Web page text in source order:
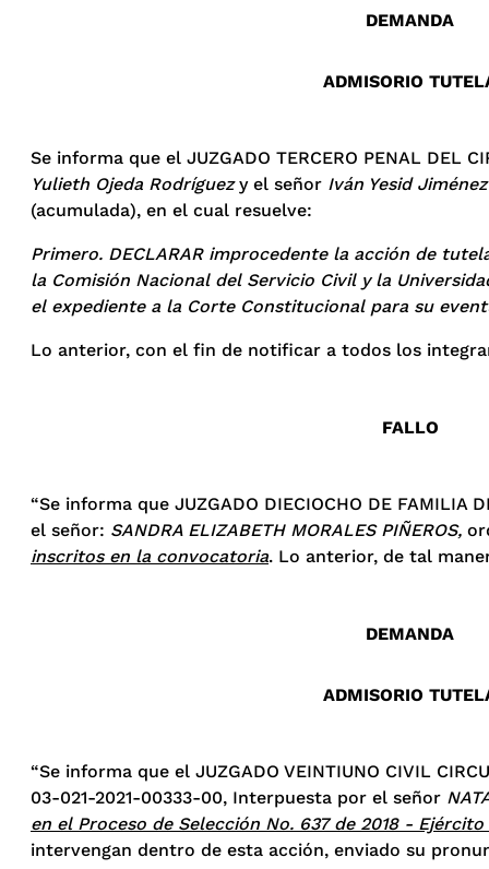
DEMANDA
ADMISORIO
Se informa que el JUZGADO TERCERO PENAL
Yulieth Ojeda Rodríguezy el señor Iván Yesid
(acumulada), en el cual resuelve:
Primero. DECLARAR improcedente la acción de
la Comisión Nacional del Servicio Civil y la
el expediente a la Corte Constitucional para su
Lo anterior, con el fin de notificar a todos los
FALLO
“Se informa que JUZGADO DIECIOCHO DE
el señor: SANDRA ELIZABETH MORALES PIÑEROS,
inscritos en la convocatoria. Lo anterior, de tal
DEMANDA
ADMISORIO
“Se informa que el JUZGADO VEINTIUNO CIVIL
03-021-2021-00333-00, Interpuesta por el señor
en el Proceso de Selección No. 637 de 2018 -
intervengan dentro de esta acción, enviado su